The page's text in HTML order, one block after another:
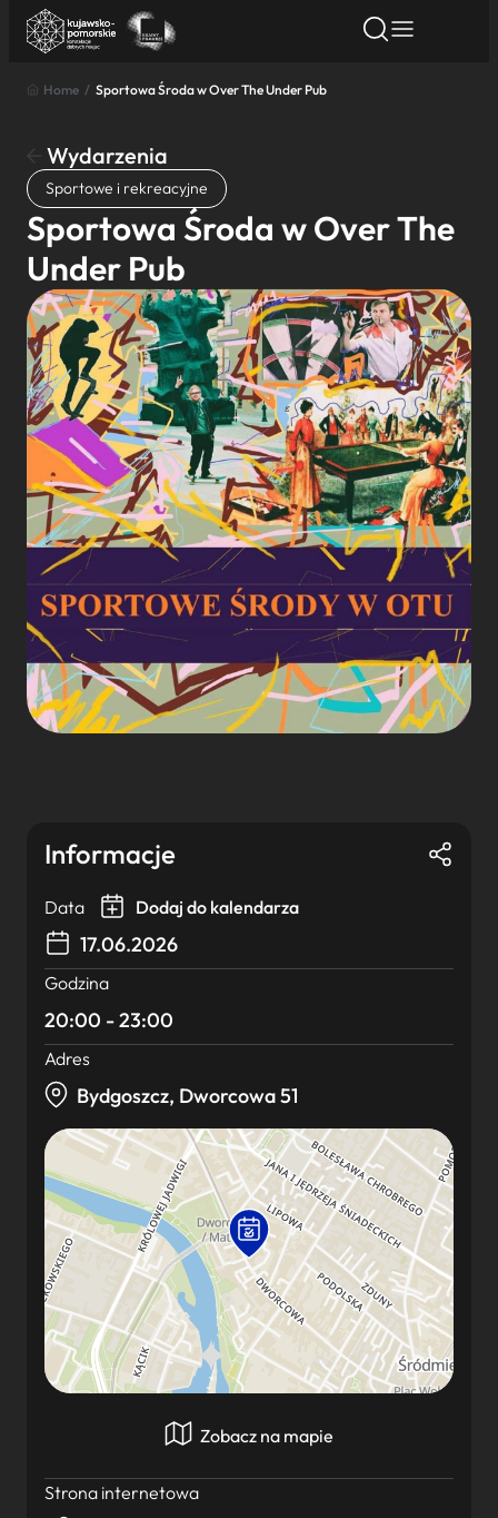
Znajdź atrakcję
Nazwa atrakcji
Miasto
Kategoria
Wyszukaj
Home / Sportowa Środa w Over The Under Pub
Wydarzenia
Sportowe i rekreacyjne
Sportowa Środa w Over The
Under Pub
Informacje
Data Dodaj do kalendarza
17.06.2026
Godzina
20:00 - 23:00
Adres
Bydgoszcz, Dworcowa 51
Zobacz na mapie
Strona internetowa